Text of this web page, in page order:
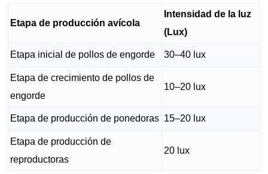
Etapa de producción avícola
Intensidad de la luz
(Lux)
Etapa inicial de pollos de engorde 30–40 lux
Etapa de crecimiento de pollos de
engorde
10–20 lux
Etapa de producción de ponedoras 15–20 lux
Etapa de producción de
reproductoras
20 lux